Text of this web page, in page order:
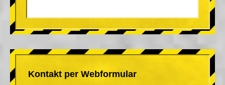
Kontakt per Webformular